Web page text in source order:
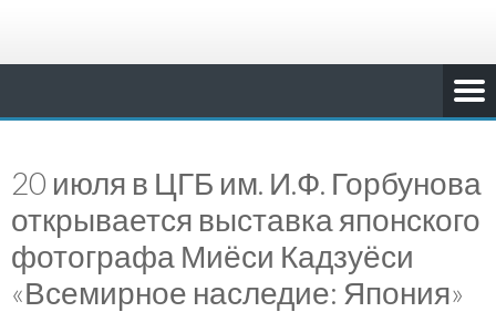
20 июля в ЦГБ им. И.Ф. Горбунова
открывается выставка японского
фотографа Миёси Кадзуёси
«Всемирное наследие: Япония»